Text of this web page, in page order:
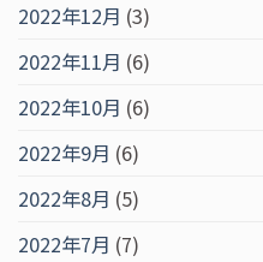
2022年12月 (3)
2022年11月 (6)
2022年10月 (6)
2022年9月 (6)
2022年8月 (5)
2022年7月 (7)